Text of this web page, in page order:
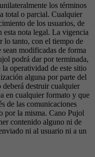
los términos
total o parcial. Cualquier
de los usuarios, de
esta nota legal. La vigencia
lo tanto, con el tiempo de
modificadas de forma
podrá dar por terminada,
operatividad de este sitio
alguna por parte del
destruir cualquier
en cualquier formato y que
de las comunicaciones
por la misma. Cano Pujol
contenido alguno ni de
ni al usuario ni a un